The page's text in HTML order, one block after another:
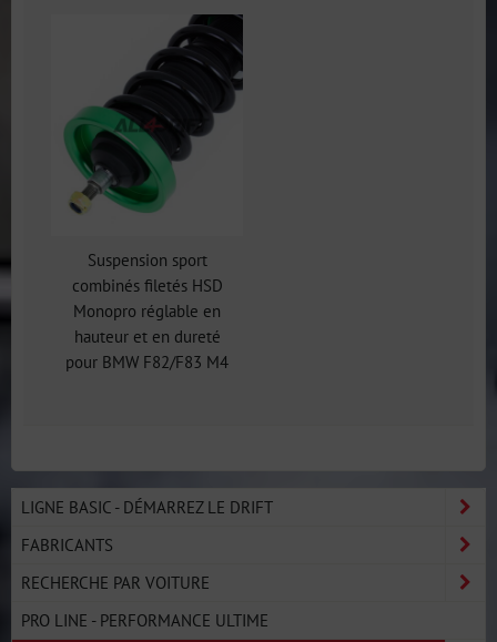
Suspension sport
combinés filetés HSD
Monopro réglable en
hauteur et en dureté
pour BMW F82/F83 M4
LIGNE BASIC - DÉMARREZ LE DRIFT
FABRICANTS
RECHERCHE PAR VOITURE
PRO LINE - PERFORMANCE ULTIME